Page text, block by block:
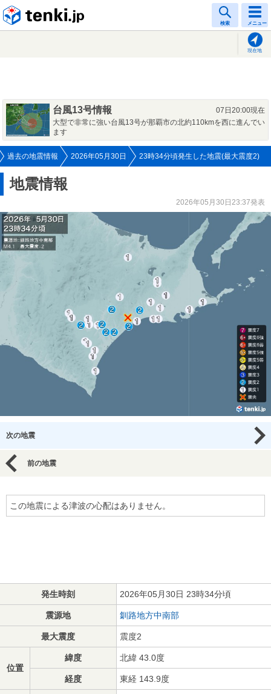
検索 メニュー
現在地
台風13号情報
07日20:00現在
大型で非常に強い台風13号が那覇市の北約110kmを西に進んでい
ます
過去の地震情報 2026年05月30日 23時34分頃発生した地震(最大震度2)
地震情報
2026年05月30日23:37発表
次の地震
前の地震
この地震による津波の心配はありません。
発生時刻 2026年05月30日 23時34分頃
震源地 釧路地方中南部
最大震度 震度2
位置
緯度 北緯 43.0度
経度 東経 143.9度